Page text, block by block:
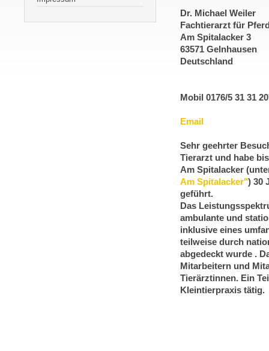
Dr. Michael Weiler
Fachtierarzt für
Am Spitalacker 3
63571 Gelnhausen
Deutschland
Mobil 0176/5 31 31
Email
Sehr geehrter
Tierarzt und habe
Am Spitalacker
Am Spitalacker") 30
geführt.
Das
ambulante und
inklusive eines
teilweise durch
abgedeckt wurde .
Mitarbeitern und
Tierärztinnen. Ein
Kleintierpraxis tätig.